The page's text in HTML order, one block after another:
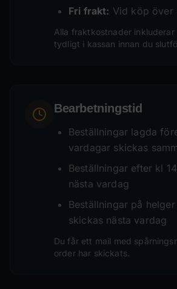
Fri frakt: Vid köp över
Alla fraktkostnader inkluderar
tydligt i kassan innan du
Bearbetningstid
Beställningar lagda
vardagar skickas
Beställningar efter kl
nästa vardag
Beställningar på
skickas nästa vardag
Du får ett mail med
order har skickats.